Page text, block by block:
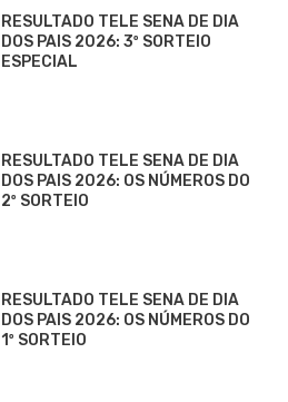
RESULTADO TELE SENA DE DIA
DOS PAIS 2026: 3º SORTEIO
ESPECIAL
RESULTADO TELE SENA DE DIA
DOS PAIS 2026: OS NÚMEROS DO
2º SORTEIO
RESULTADO TELE SENA DE DIA
DOS PAIS 2026: OS NÚMEROS DO
1º SORTEIO